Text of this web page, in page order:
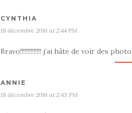
CYNTHIA
18 décembre 2016 at 2:44 PM
Bravo!!!!!!!!!!!!!! j’ai hâte de voir des
ANNIE
18 décembre 2016 at 2:43 PM